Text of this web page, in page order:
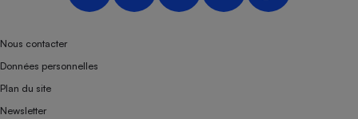
Nous contacter
Données personnelles
Plan du site
Newsletter